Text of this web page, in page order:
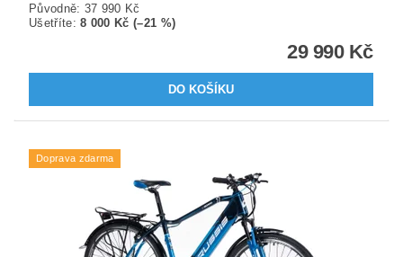
Původně: 37 990 Kč
Ušetříte:8 000 Kč (–21 %)
29 990 Kč
Doprava zdarma